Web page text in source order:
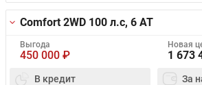
Comfort 2WD 100 л.с, 6 AT
Выгода
450 000 ₽
Новая
1 673
В кредит За